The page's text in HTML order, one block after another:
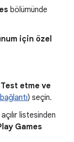
bölümünde
için özel
Test etme ve
) seçin.
listesinden
Games